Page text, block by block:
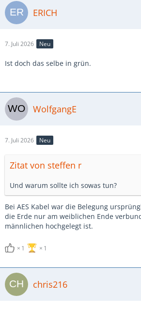
ERICH
7. Juli 2026 Neu
Ist doch das selbe in grün.
WolfgangE
7. Juli 2026 Neu
Zitat von steffen r
Und warum sollte ich sowas tun?
Bei AES Kabel war die Belegung
die Erde nur am weiblichen Ende
männlichen hochgelegt ist.
1 1
chris216